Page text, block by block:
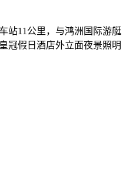
站11公里，与鸿洲国际游艇
冠假日酒店外立面夜景照明